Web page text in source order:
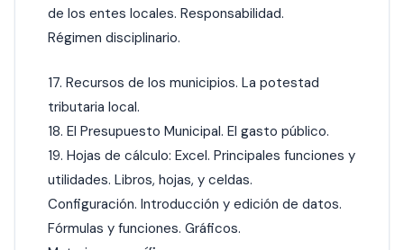
de los entes locales. Responsabilidad.
Régimen disciplinario.
17. Recursos de los municipios. La potestad
tributaria local.
18. El Presupuesto Municipal. El gasto público.
19. Hojas de cálculo: Excel. Principales funciones y
utilidades. Libros, hojas, y celdas.
Configuración. Introducción y edición de datos.
Fórmulas y funciones. Gráficos.